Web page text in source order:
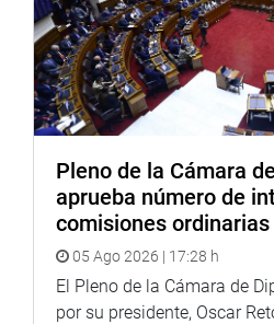
Pleno de la Cámara
aprueba número de
comisiones ordinarias
05 Ago 2026 | 17:28 h
El Pleno de la Cámara de
por su presidente, Oscar